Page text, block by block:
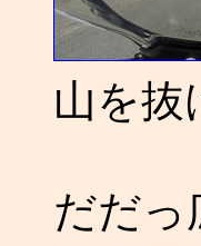
山を抜
だだっ